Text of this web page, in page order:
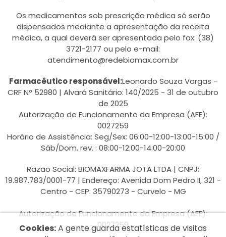
Os medicamentos sob prescrição médica só serão
dispensados mediante a apresentação da receita
médica, a qual deverá ser apresentada pelo fax: (38)
3721-2177 ou pelo e-mail:
atendimento@redebiomax.com.br
Farmacêutico responsável:Leonardo Souza Vargas -
CRF N° 52980 | Alvará Sanitário: 140/2025 - 31 de outubro
de 2025
Autorização de Funcionamento da Empresa (AFE):
0027259
Horário de Assistência: Seg/Sex: 06:00-12:00-13:00-15:00 /
Sáb/Dom. rev. : 08:00-12:00-14:00-20:00
Razão Social: BIOMAXFARMA JOTA LTDA | CNPJ:
19.987.783/0001-77 | Endereço: Avenida Dom Pedro II, 321 -
Centro - CEP: 35790273 - Curvelo - MG
Autorização de Funcionamento da Empresa (AFE):
0027259
Cookies:A gente guarda estatísticas de visitas